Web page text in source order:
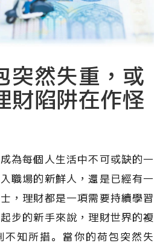
突然失重，或
財陷阱在作怪
為每個人生活中不可或缺的一
職場的新鮮人，還是已經有一
，理財都是一項需要持續學習
步的新手來說，理財世界的複
知所措。當你的荷包突然失